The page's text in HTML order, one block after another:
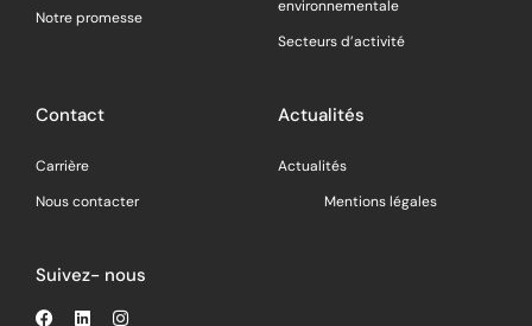
Notre promesse
environnementale
Secteurs d’activité
Contact
Carrière
Nous contacter
Actualités
Actualités
Mentions légales
Suivez- nous